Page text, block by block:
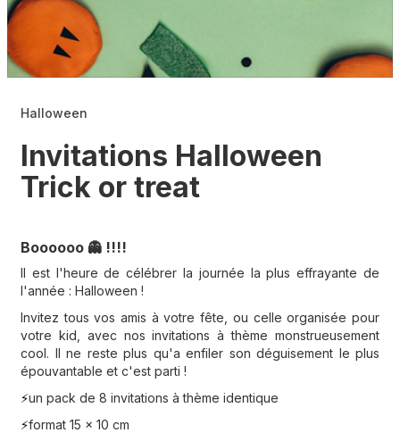
Halloween
Invitations Halloween
Trick or treat
Boooooo 👻 !!!!
Il est l'heure de célébrer la journée la plus effrayante de
l'année : Halloween !
Invitez tous vos amis à votre fête, ou celle organisée pour
votre kid, avec nos invitations à thème monstrueusement
cool. Il ne reste plus qu'a enfiler son déguisement le plus
épouvantable et c'est parti !
⚡️un pack de 8 invitations à thème identique
⚡️format 15 x 10 cm